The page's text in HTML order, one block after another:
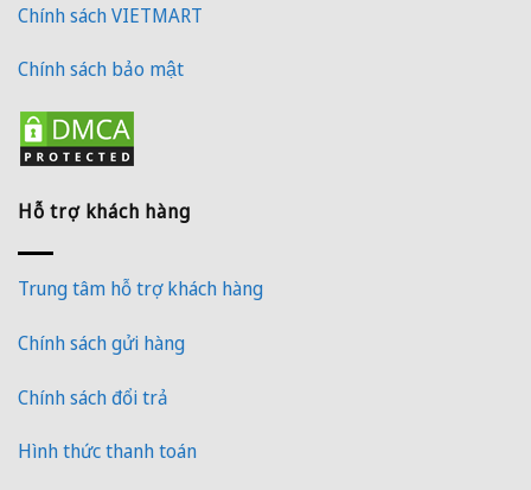
Chính sách VIETMART
Chính sách bảo mật
Hỗ trợ khách hàng
Trung tâm hỗ trợ khách hàng
Chính sách gửi hàng
Chính sách đổi trả
Hình thức thanh toán